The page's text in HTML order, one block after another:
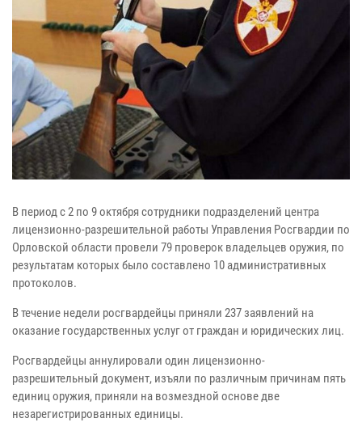
В период с 2 по 9 октября сотрудники подразделений центра
лицензионно-разрешительной работы Управления Росгвардии по
Орловской области провели 79 проверок владельцев оружия, по
результатам которых было составлено 10 административных
протоколов.
В течение недели росгвардейцы приняли 237 заявлений на
оказание государственных услуг от граждан и юридических лиц.
Росгвардейцы аннулировали один лицензионно-
разрешительный документ, изъяли по различным причинам пять
единиц оружия, приняли на возмездной основе две
незарегистрированных единицы.